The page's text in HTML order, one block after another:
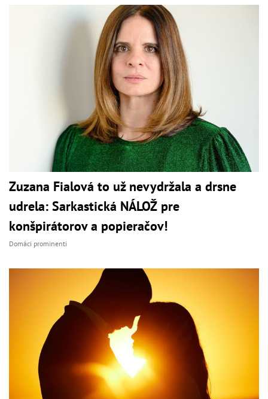
Zuzana Fialová to už nevydržala a drsne
udrela: Sarkastická NÁLOŽ pre
konšpirátorov a popieračov!
Domáci prominenti